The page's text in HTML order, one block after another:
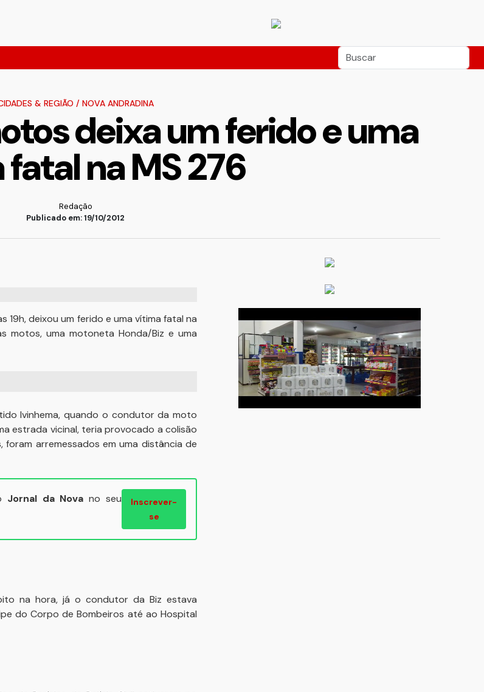
& REGIÃO / NOVA ANDRADINA
deixa um ferido e uma
na MS 276
Redação
Publicado em: 19/10/2012
deixou um ferido e uma vítima fatal na
motos, uma motoneta Honda/Biz e uma
Ivinhema, quando o condutor da moto
estrada vicinal, teria provocado a colisão
arremessados em uma distância de
Jornal da Nova no seu
Inscrever-
se
na hora, já o condutor da Biz estava
do Corpo de Bombeiros até ao Hospital